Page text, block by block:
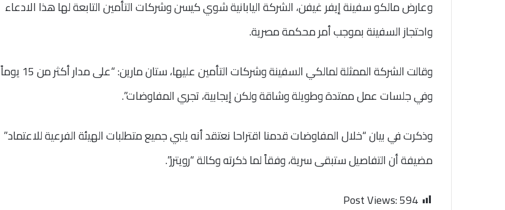
وعارض مالكو سفينة إيفر غيفن، الشركة اليابانية شوي كيسن وشركات التأمين التابعة لها هذا الادعاء
واحتجاز السفينة بموجب أمر محكمة مصرية.
وقالت الشركة الممثلة لمالكي السفينة وشركات التأمين عليها، ستان مارين: “على مدار أكثر من 15 يوماً
وفي جلسات عمل ممتدة وطويلة وشاقة ولكن إيجابية، تجري المفاوضات”.
وذكرت في بيان “خلال المفاوضات قدمنا اقتراحا نعتقد أنه يلبي جميع متطلبات الهيئة الفرعية للاعتماد”
مضيفة أن التفاصيل ستبقى سرية، وفقاً لما ذكرته وكالة “رويترز”.
Post Views:594